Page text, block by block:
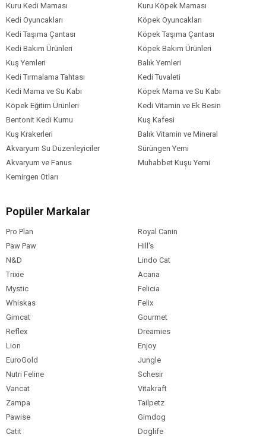
Paket Boyutu
Köpek Irk
Özelliği
Kuru Kedi Maması
Kuru Köpek Maması
Kedi Oyuncakları
Köpek Oyuncakları
Kedi Taşıma Çantası
Köpek Taşıma Çantası
Kedi Bakım Ürünleri
Köpek Bakım Ürünleri
Kuş Yemleri
Balık Yemleri
Kedi Tırmalama Tahtası
Kedi Tuvaleti
Kedi Mama ve Su Kabı
Köpek Mama ve Su Kabı
Köpek Eğitim Ürünleri
Kedi Vitamin ve Ek Besin
Bentonit Kedi Kumu
Kuş Kafesi
Kuş Krakerleri
Balık Vitamin ve Mineral
Akvaryum Su Düzenleyiciler
Sürüngen Yemi
Akvaryum ve Fanus
Muhabbet Kuşu Yemi
Kemirgen Otları
Popüler Markalar
Pro Plan
Royal Canin
Paw Paw
Hill's
N&D
Lindo Cat
Trixie
Acana
Mystic
Felicia
Whiskas
Felix
Gimcat
Gourmet
Reflex
Dreamies
Lion
Enjoy
EuroGold
Jungle
Nutri Feline
Schesir
Vancat
Vitakraft
Zampa
Tailpetz
Pawise
Gimdog
Catit
Doglife